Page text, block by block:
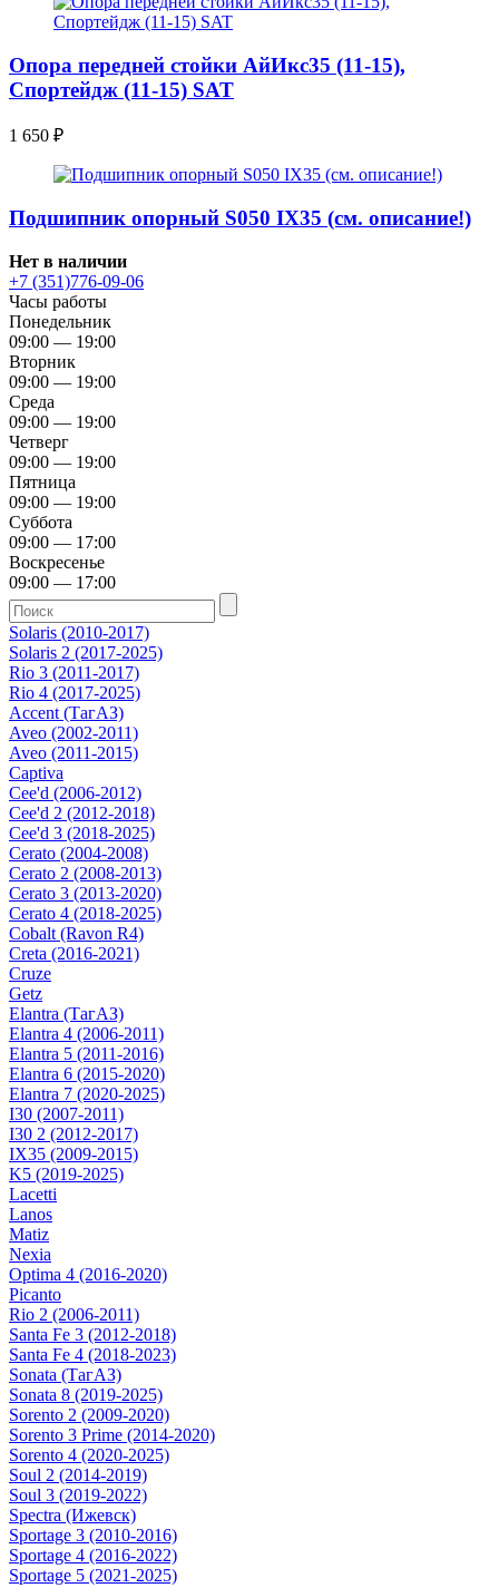
Опора передней стойки АйИкс35 (11-15),
Спортейдж (11-15) SAT
1 650 ₽
Подшипник опорный S050 IX35 (см. описание!)
Нет в наличии
+7 (351)776-09-06
Часы работы
Понедельник
09:00 — 19:00
Вторник
09:00 — 19:00
Среда
09:00 — 19:00
Четверг
09:00 — 19:00
Пятница
09:00 — 19:00
Суббота
09:00 — 17:00
Воскресенье
09:00 — 17:00
Solaris (2010-2017)
Solaris 2 (2017-2025)
Rio 3 (2011-2017)
Rio 4 (2017-2025)
Accent (ТагАЗ)
Aveo (2002-2011)
Aveo (2011-2015)
Captiva
Cee'd (2006-2012)
Cee'd 2 (2012-2018)
Cee'd 3 (2018-2025)
Cerato (2004-2008)
Cerato 2 (2008-2013)
Cerato 3 (2013-2020)
Cerato 4 (2018-2025)
Cobalt (Ravon R4)
Creta (2016-2021)
Cruze
Getz
Elantra (ТагАЗ)
Elantra 4 (2006-2011)
Elantra 5 (2011-2016)
Elantra 6 (2015-2020)
Elantra 7 (2020-2025)
I30 (2007-2011)
I30 2 (2012-2017)
IX35 (2009-2015)
K5 (2019-2025)
Lacetti
Lanos
Matiz
Nexia
Optima 4 (2016-2020)
Picanto
Rio 2 (2006-2011)
Santa Fe 3 (2012-2018)
Santa Fe 4 (2018-2023)
Sonata (ТагАЗ)
Sonata 8 (2019-2025)
Sorento 2 (2009-2020)
Sorento 3 Prime (2014-2020)
Sorento 4 (2020-2025)
Soul 2 (2014-2019)
Soul 3 (2019-2022)
Spectra (Ижевск)
Sportage 3 (2010-2016)
Sportage 4 (2016-2022)
Sportage 5 (2021-2025)